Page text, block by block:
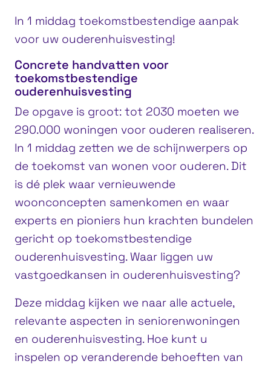
In 1 middag toekomstbestendige aanpak
voor uw ouderenhuisvesting!
Concrete handvatten voor
toekomstbestendige
ouderenhuisvesting
De opgave is groot: tot 2030 moeten we
290.000 woningen voor ouderen realiseren.
In 1 middag zetten we de schijnwerpers op
de toekomst van wonen voor ouderen. Dit
is dé plek waar vernieuwende
woonconcepten samenkomen en waar
experts en pioniers hun krachten bundelen
gericht op toekomstbestendige
ouderenhuisvesting. Waar liggen uw
vastgoedkansen in ouderenhuisvesting?
Deze middag kijken we naar alle actuele,
relevante aspecten in seniorenwoningen
en ouderenhuisvesting. Hoe kunt u
inspelen op veranderende behoeften van